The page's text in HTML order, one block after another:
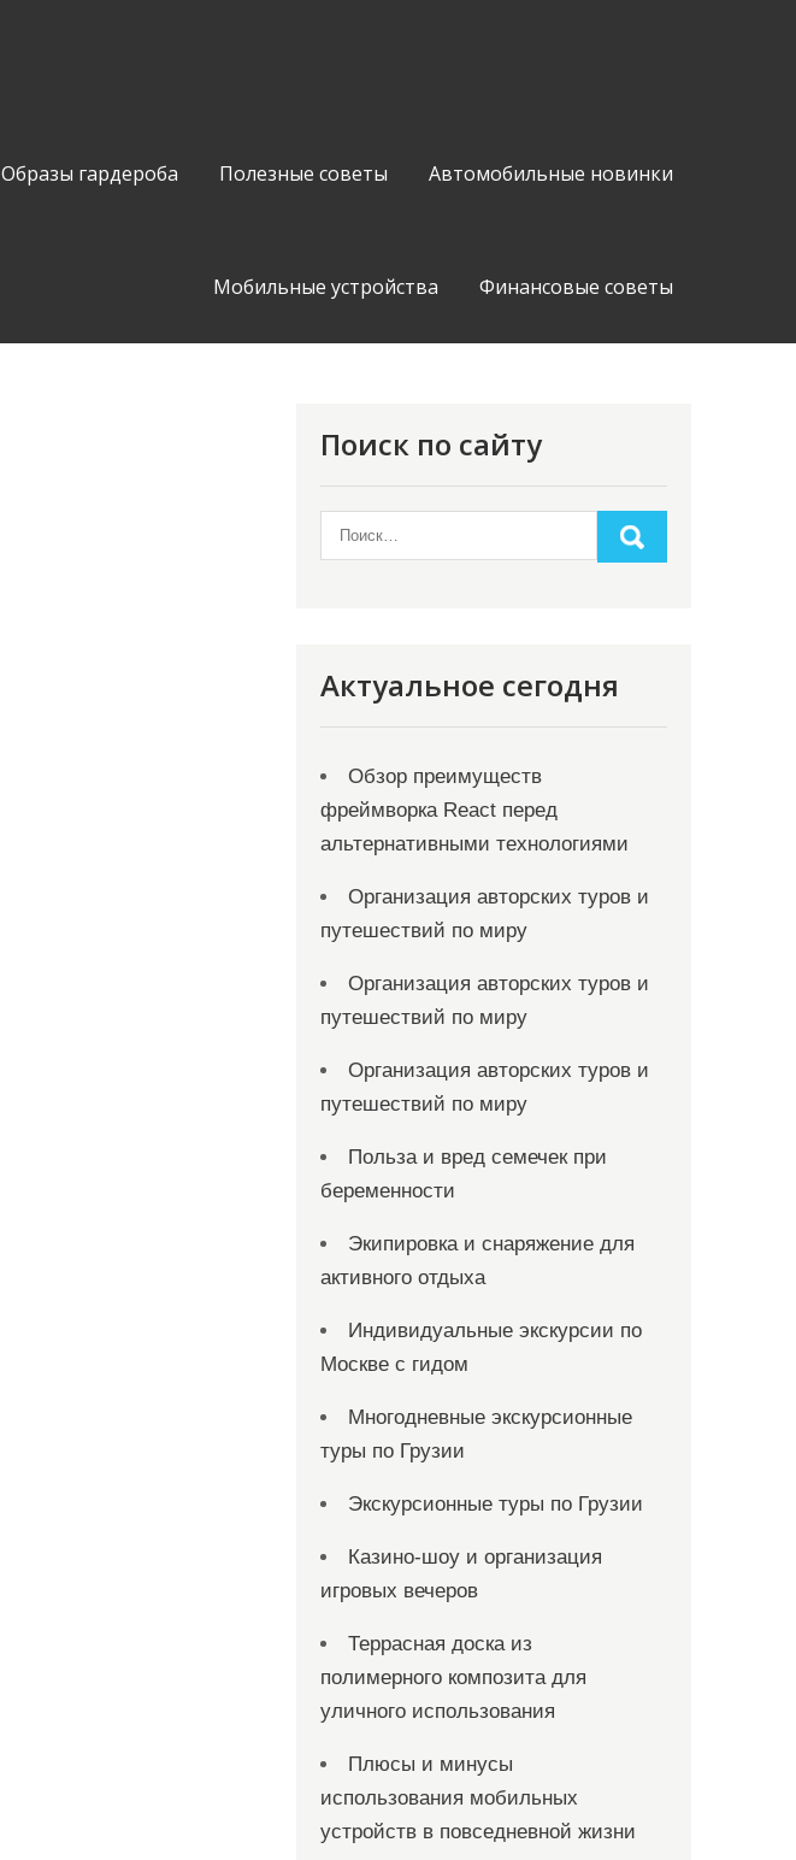
Образы гардероба Полезные советы Автомобильные новинки
Мобильные устройства Финансовые советы
Поиск по сайту
Актуальное сегодня
Обзор преимуществ
фреймворка React перед
альтернативными технологиями
Организация авторских туров и
путешествий по миру
Организация авторских туров и
путешествий по миру
Организация авторских туров и
путешествий по миру
Польза и вред семечек при
беременности
Экипировка и снаряжение для
активного отдыха
Индивидуальные экскурсии по
Москве с гидом
Многодневные экскурсионные
туры по Грузии
Экскурсионные туры по Грузии
Казино-шоу и организация
игровых вечеров
Террасная доска из
полимерного композита для
уличного использования
Плюсы и минусы
использования мобильных
устройств в повседневной жизни